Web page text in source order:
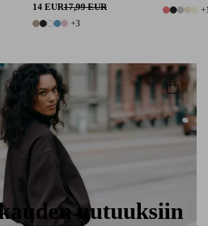
14 EUR17,99 EUR
8 värejä
+3
6 värejä
uutuuksiin